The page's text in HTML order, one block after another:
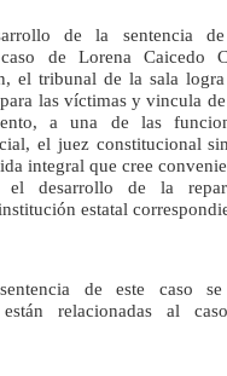
de la sentencia
de Lorena Caicedo
el tribunal de la sala
las víctimas y vincula
a una de las
el juez constitucional
integral que cree
desarrollo de la
estatal
de este caso se
relacionadas al